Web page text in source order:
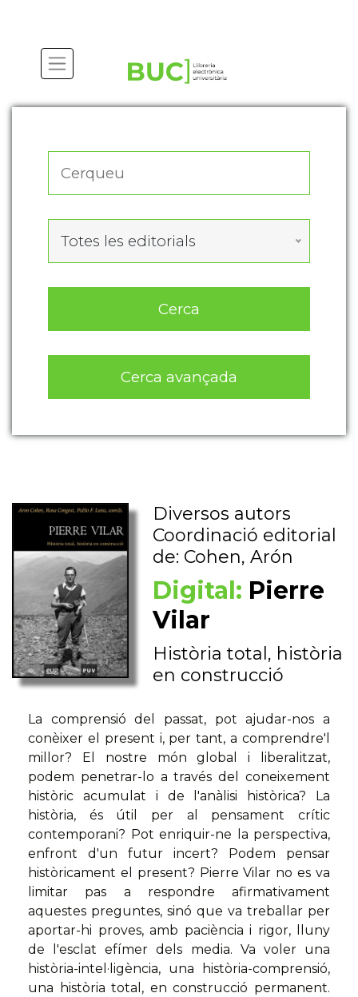
Totes les editorials
Cerca
Cerca avançada
Diversos autors
Coordinació editorial
de: Cohen, Arón
Digital: Pierre
Vilar
Història total, història
en construcció
La comprensió del passat, pot ajudar-nos a
conèixer el present i, per tant, a comprendre'l
millor? El nostre món global i liberalitzat,
podem penetrar-lo a través del coneixement
històric acumulat i de l'anàlisi històrica? La
història, és útil per al pensament crític
contemporani? Pot enriquir-ne la perspectiva,
enfront d'un futur incert? Podem pensar
històricament el present? Pierre Vilar no es va
limitar pas a respondre afirmativament
aquestes preguntes, sinó que va treballar per
aportar-hi proves, amb paciència i rigor, lluny
de l'esclat efímer dels media. Va voler una
història-intel·ligència, una història-comprensió,
una història total, en construcció permanent.